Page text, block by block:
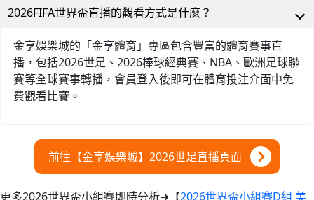
2026FIFA世界盃直播的觀看方式是什麼？
金享娛樂城的「金享體育」專區包含豐富的體育賽事直
播，包括2026世足、2026棒球經典賽、NBA、歐洲足球聯
賽等全球賽事轉播，會員登入後即可在體育投注介面中免
費觀看比賽。
前往【金享娛樂城】2026世足直播頁面
更多2026世界盃小組賽即時分析➜【2026世界盃小組賽D組 美